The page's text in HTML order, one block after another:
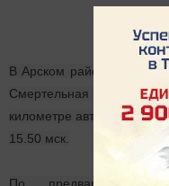
В Арском районе 12-
Смертельная авария
километре автодороги
15.50 мск.
По предварительной